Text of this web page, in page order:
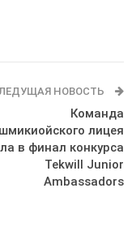
НОВОСТЬ
Команда
лицея
в финал конкурса
Tekwill Junior
Ambassadors